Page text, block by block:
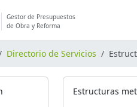
Gestor de Presupuestos
de Obra y Reforma
Directorio de Servicios
Estructuras